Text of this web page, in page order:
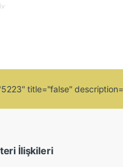
title="false"
İlişkileri